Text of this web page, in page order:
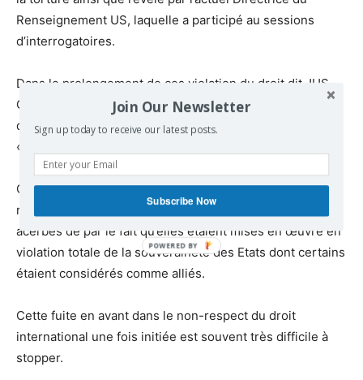
Renseignement US, laquelle a participé au sessions
d’interrogatoires.
Dans le prolongement de ces violation du droit dit JUS
COGENS, WASHINGTON a mis en place des protocoles
d’enlèvements de suspects dans le cadre des
« Redditions extraordinaires ».
Ces opérations menées par les services de
renseignement ont souvent fait l’objet de critiques
acerbes de par le fait qu’elles étaient mises en œuvre en
violation totale de la souveraineté des Etats dont certains
étaient considérés comme alliés.
Cette fuite en avant dans le non-respect du droit
international une fois initiée est souvent très difficile à
stopper.
Join Our Newsletter
Sign up today to receive our latest posts.
Subscribe Now